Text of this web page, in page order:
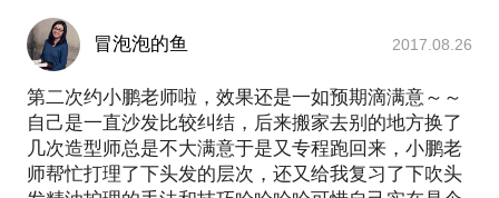
冒泡泡的鱼 2017.08.26
第二次约小鹏老师啦，效果还是一如预期滴满意～～
自己是一直沙发比较纠结，后来搬家去别的地方换了
几次造型师总是不大满意于是又专程跑回来，小鹏老
师帮忙打理了下头发的层次，还又给我复习了下吹头